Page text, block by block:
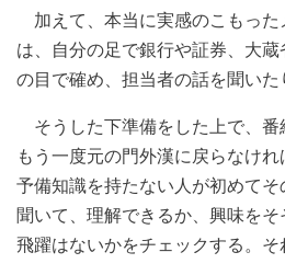
加えて、本当に実感のこもった
は、自分の足で銀行や証券、大
の目で確め、担当者の話を聞いた
そうした下準備をした上で、番
もう一度元の門外漢に戻らなけ
予備知識を持たない人が初めて
聞いて、理解できるか、興味を
飛躍はないかをチェックする。そ